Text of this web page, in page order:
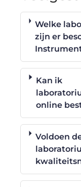
Welke
zijn er
Kan ik
online
Voldoen